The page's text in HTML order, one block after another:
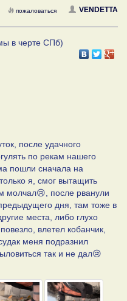
VENDETTA
пожаловаться
в черте СПб)
после удачного
по рекам нашего
пошли сначала на
я, смог вытащить
молчал😢, после рванули
дня, там тоже в
места, либо глухо
влетел кобанчик,
меня подразнил
так и не дал😢